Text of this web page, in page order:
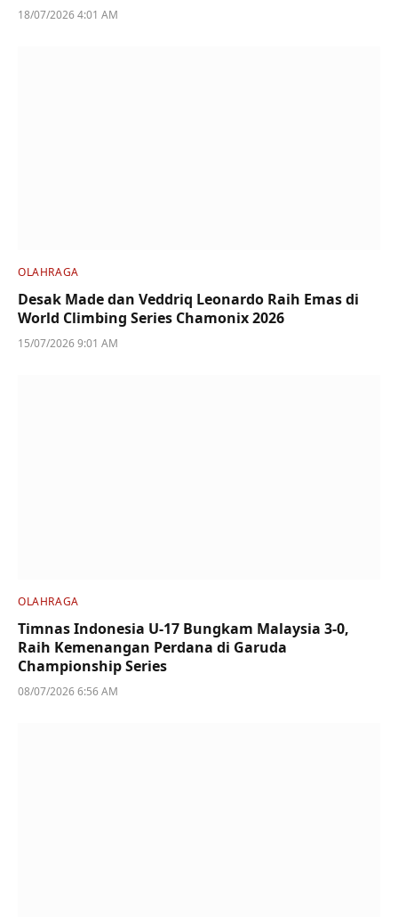
18/07/2026 4:01 AM
OLAHRAGA
Desak Made dan Veddriq Leonardo Raih Emas di
World Climbing Series Chamonix 2026
15/07/2026 9:01 AM
OLAHRAGA
Timnas Indonesia U-17 Bungkam Malaysia 3-0,
Raih Kemenangan Perdana di Garuda
Championship Series
08/07/2026 6:56 AM